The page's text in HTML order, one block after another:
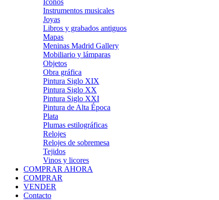
Iconos
Instrumentos musicales
Joyas
Libros y grabados antiguos
Mapas
Meninas Madrid Gallery
Mobiliario y lámparas
Objetos
Obra gráfica
Pintura Siglo XIX
Pintura Siglo XX
Pintura Siglo XXI
Pintura de Alta Época
Plata
Plumas estilográficas
Relojes
Relojes de sobremesa
Tejidos
Vinos y licores
COMPRAR AHORA
COMPRAR
VENDER
Contacto